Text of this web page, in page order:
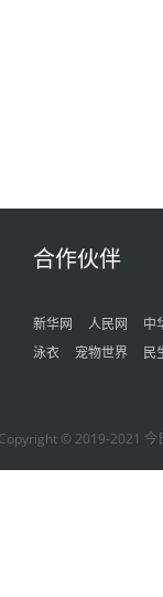
合作伙伴
新华网 人民网
中
泳衣
宠物世界 民
Copyright © 2019-2021 今